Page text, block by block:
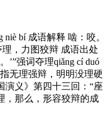
bí 成语解释 啮：咬。
，力图狡辩 成语出处
’”强词夺理qiǎng cí duó
无理强辩，明明没理硬
演义》第四十三回：“座
，那么，形容狡辩的成